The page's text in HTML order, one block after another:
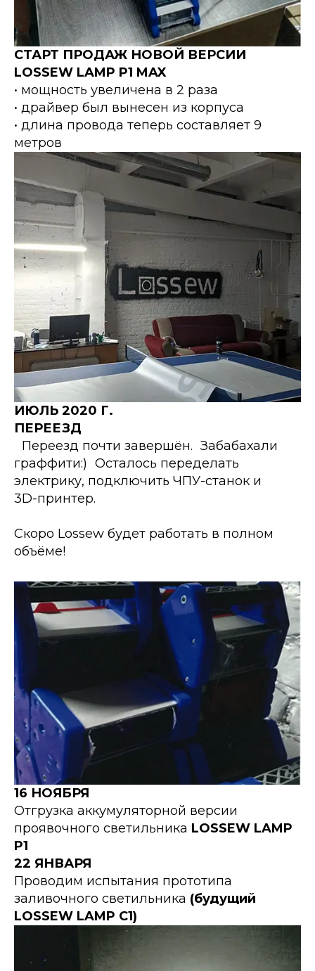
СТАРТ ПРОДАЖ НОВОЙ ВЕРСИИ
LOSSEW LAMP P1 MAX
• мощность увеличена в 2 раза
• драйвер был вынесен из корпуса
• длина провода теперь составляет 9
метров
ИЮЛЬ 2020 Г.
ПЕРЕЕЗД
Переезд почти завершён. Забабахали
граффити:) Осталось переделать
электрику, подключить ЧПУ-станок и
3D-принтер.
Скоро Lossew будет работать в полном
объёме!
16 НОЯБРЯ
Отгрузка аккумуляторной версии
проявочного светильника LOSSEW LAMP
P1
22 ЯНВАРЯ
Проводим испытания прототипа
заливочного светильника (будущий
LOSSEW LAMP C1)